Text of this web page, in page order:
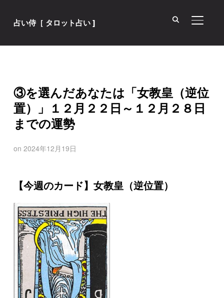
占い侍［ タロット占い ] サイド
③を選んだあなたは「女教皇（逆位
置）」１２月２２日～１２月２８日
までの運勢
on 2024年12月19日
【今週のカード】女教皇（逆位置）